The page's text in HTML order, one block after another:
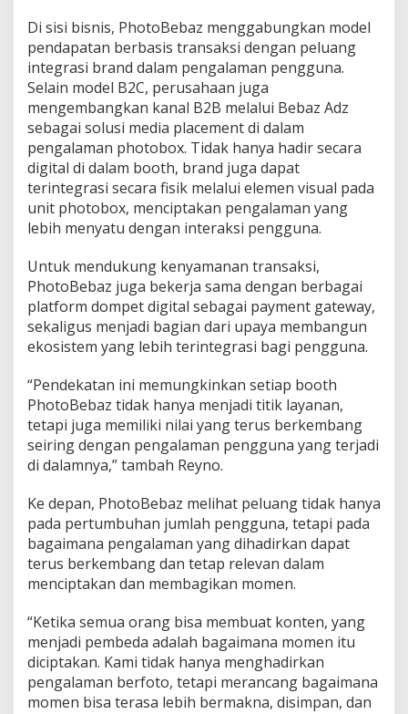
Di sisi bisnis, PhotoBebaz menggabungkan model
pendapatan berbasis transaksi dengan peluang
integrasi brand dalam pengalaman pengguna.
Selain model B2C, perusahaan juga
mengembangkan kanal B2B melalui Bebaz Adz
sebagai solusi media placement di dalam
pengalaman photobox. Tidak hanya hadir secara
digital di dalam booth, brand juga dapat
terintegrasi secara fisik melalui elemen visual pada
unit photobox, menciptakan pengalaman yang
lebih menyatu dengan interaksi pengguna.
Untuk mendukung kenyamanan transaksi,
PhotoBebaz juga bekerja sama dengan berbagai
platform dompet digital sebagai payment gateway,
sekaligus menjadi bagian dari upaya membangun
ekosistem yang lebih terintegrasi bagi pengguna.
“Pendekatan ini memungkinkan setiap booth
PhotoBebaz tidak hanya menjadi titik layanan,
tetapi juga memiliki nilai yang terus berkembang
seiring dengan pengalaman pengguna yang terjadi
di dalamnya,” tambah Reyno.
Ke depan, PhotoBebaz melihat peluang tidak hanya
pada pertumbuhan jumlah pengguna, tetapi pada
bagaimana pengalaman yang dihadirkan dapat
terus berkembang dan tetap relevan dalam
menciptakan dan membagikan momen.
“Ketika semua orang bisa membuat konten, yang
menjadi pembeda adalah bagaimana momen itu
diciptakan. Kami tidak hanya menghadirkan
pengalaman berfoto, tetapi merancang bagaimana
momen bisa terasa lebih bermakna, disimpan, dan